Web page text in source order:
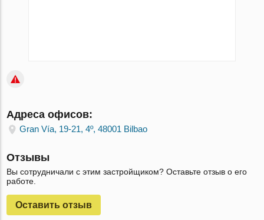
Адреса офисов:
Gran Vía, 19-21, 4º, 48001 Bilbao
Отзывы
Вы сотрудничали с этим застройщиком? Оставьте отзыв о его
работе.
Оставить отзыв